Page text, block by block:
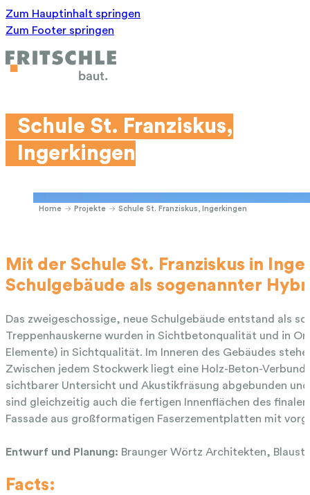
Zum Hauptinhalt springen
Zum Footer springen
Schule St. Franziskus,
Ingerkingen
Home Projekte Schule St. Franziskus, Ingerkingen
Mit der Schule St. Franziskus in
Schulgebäude als sogenannter
Das zweigeschossige, neue Schulgebäude entstand als
Treppenhauskerne wurden in Sichtbetonqualität und in
Elemente) in Sichtqualität. Im Inneren des Gebäudes
Zwischen jedem Stockwerk liegt eine Holz-Beton-
sichtbarer Untersicht und Akustikfräsung abgebunden
sind gleichzeitig auch die fertigen Innenflächen des
Fassade aus großformatigen Faserzementplatten mit
Entwurf und Planung: Braunger Wörtz Architekten,
Facts: